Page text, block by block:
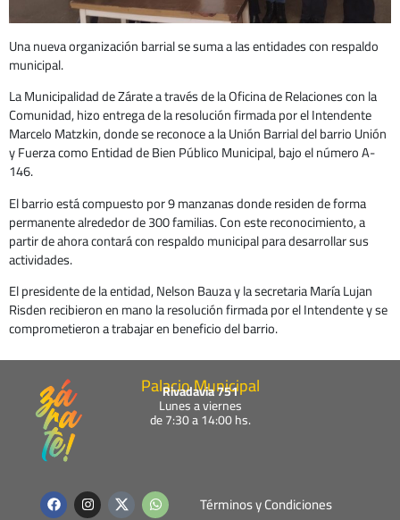
Una nueva organización barrial se suma a las entidades con respaldo
municipal.
La Municipalidad de Zárate a través de la Oficina de Relaciones con la
Comunidad, hizo entrega de la resolución firmada por el Intendente
Marcelo Matzkin, donde se reconoce a la Unión Barrial del barrio Unión
y Fuerza como Entidad de Bien Público Municipal, bajo el número A-
146.
El barrio está compuesto por 9 manzanas donde residen de forma
permanente alrededor de 300 familias. Con este reconocimiento, a
partir de ahora contará con respaldo municipal para desarrollar sus
actividades.
El presidente de la entidad, Nelson Bauza y la secretaria María Lujan
Risden recibieron en mano la resolución firmada por el Intendente y se
comprometieron a trabajar en beneficio del barrio.
Palacio Municipal
Rivadavia 751
Lunes a viernes
de 7:30 a 14:00 hs.
F
a
I
n
W
h Términos y Condiciones